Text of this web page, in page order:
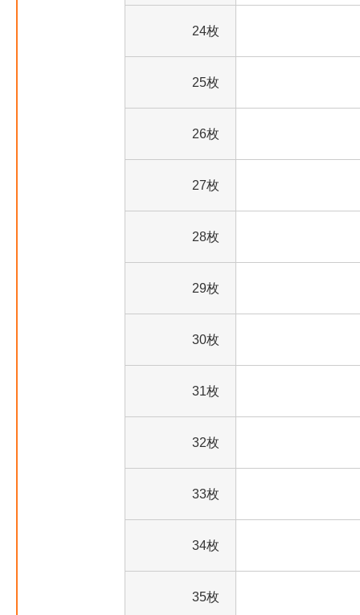
24枚
25枚
26枚
27枚
28枚
29枚
30枚
31枚
32枚
33枚
34枚
35枚